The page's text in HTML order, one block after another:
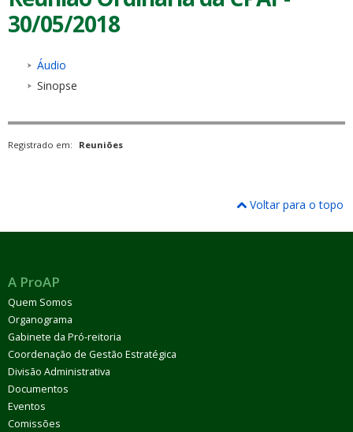
30/05/2018
Áudio
Sinopse
Registrado em: Reuniões
Voltar para o topo
A ProAP
Quem Somos
Organograma
Gabinete da Pró-reitoria
Coordenação de Gestão Estratégica
Divisão Administrativa
Documentos
Eventos
Comissões